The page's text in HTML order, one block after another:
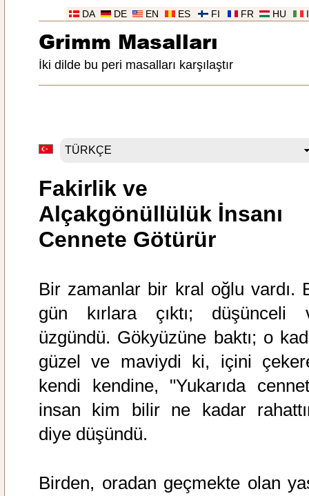
HU
FR
FI
ES
EN
DE
DA
Grimm Masalları
İki dilde bu peri masalları karşılaştır
Fakirlik ve
Alçakgönüllülük İnsanı
Cennete Götürür
Bir zamanlar bir kral oğlu vardı.
gün kırlara çıktı; düşünceli
üzgündü. Gökyüzüne baktı; o
güzel ve maviydi ki, içini
kendi kendine, "Yukarıda
insan kim bilir ne kadar
diye düşündü.
Birden, oradan geçmekte olan